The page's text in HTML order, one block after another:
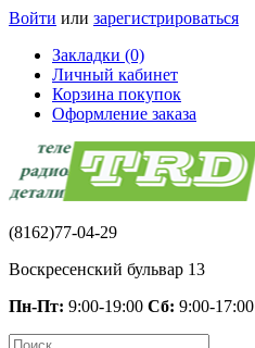
Войти или зарегистрироваться
Закладки (0)
Личный кабинет
Корзина покупок
Оформление заказа
(8162)77-04-29
Воскресенский бульвар 13
Пн-Пт: 9:00-19:00 Сб: 9:00-17:00